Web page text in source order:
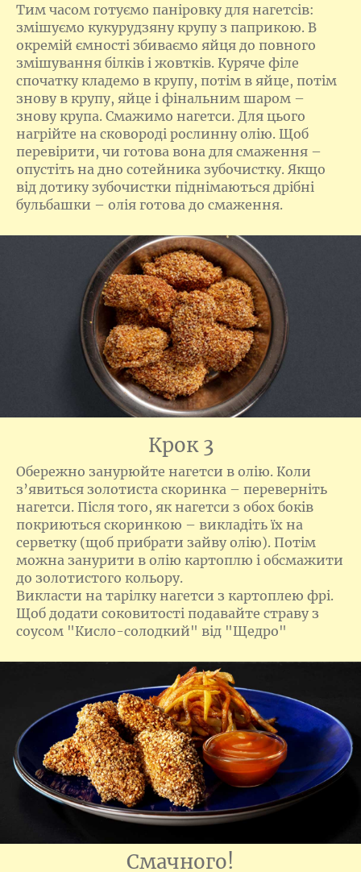
Тим часом готуємо паніровку для нагетсів:
змішуємо кукурудзяну крупу з паприкою. В
окремій ємності збиваємо яйця до повного
змішування білків і жовтків. Куряче філе
спочатку кладемо в крупу, потім в яйце, потім
знову в крупу, яйце і фінальним шаром –
знову крупа. Смажимо нагетси. Для цього
нагрійте на сковороді рослинну олію. Щоб
перевірити, чи готова вона для смаження –
опустіть на дно сотейника зубочистку. Якщо
від дотику зубочистки піднімаються дрібні
бульбашки – олія готова до смаження.
Крок 3
Обережно занурюйте нагетси в олію. Коли
з’явиться золотиста скоринка – переверніть
нагетси. Після того, як нагетси з обох боків
покриються скоринкою – викладіть їх на
серветку (щоб прибрати зайву олію). Потім
можна занурити в олію картоплю і обсмажити
до золотистого кольору.
Викласти на тарілку нагетси з картоплею фрі.
Щоб додати соковитості подавайте страву з
соусом "Кисло-солодкий" від "Щедро"
Смачного!